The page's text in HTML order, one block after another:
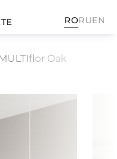
RORUEN
Oak